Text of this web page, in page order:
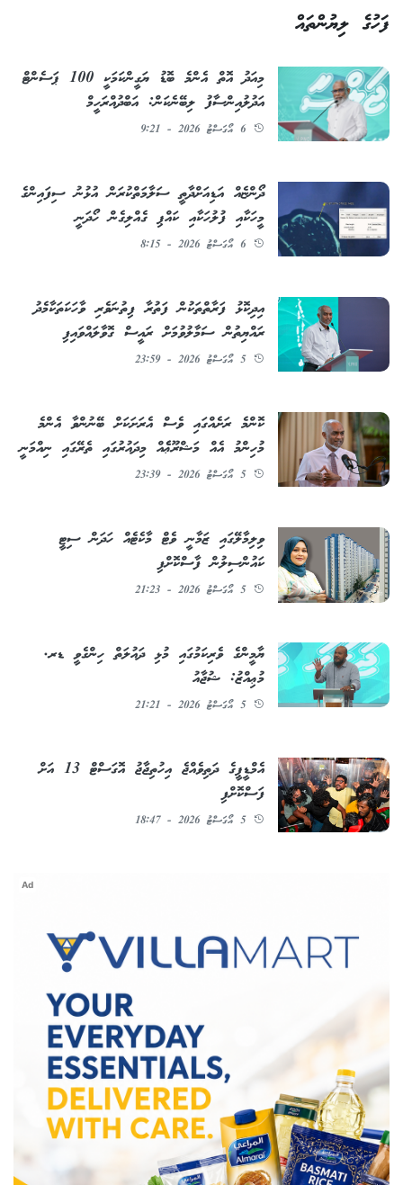
ފަހުގެ ލިޔުންތައް
މިއަދު އޮތް އެންމެ ބޮޑު ޔަގީންކަމަކީ 100 ޕަސެންޓް
އަދުލުއިންސާފު ލިބޭނެކަން: އަބްދުއްރަހީމް
6 އޯގަސްޓު 2026 - 9:21
ދޯންޏެއް އަޑިއަށްދާތީ ސަލާމަތްކުރަން އުޅުނު ސިފައިންގެ
މީހަކާއި ފުލުހަކާއި ކައްޕި ގެއްލިގެން ހޯދަނީ
6 އޯގަސްޓު 2026 - 8:15
އިދިކޮޅު ފަރާތްތަކުން ފަތުރާ ފިތުނަވެރި ވާހަކަތަކާމެދު
ރައްޔިތުން ސަމާލުވުމަށް ރައީސް ގޮވާލައްވައިފި
5 އޯގަސްޓު 2026 - 23:59
ކޮންމެ ރަށެއްގައި ވެސް އެރަށަކަށް ބޭނުންވާ އެންމެ
މުހިންމު އެއް މަޝްރޫޢެެއް މިދައުރުގައި ތެރޭގައި ނިއްމަނީ
5 އޯގަސްޓު 2026 - 23:39
ވިލިމާލޭގައި ޒަމާނީ ވެޓް މާކެޓެއް ހަދަން ސިޓީ
ކައުންސިލުން ފާސްކޮށްފި
5 އޯގަސްޓު 2026 - 21:23
ޔާމީންގެ ވެރިކަމުގައި މުޅި ދައުލަތް ހިންގެވީ ޑރ.
މުޢިއްޒު: ޝުޖާއު
5 އޯގަސްޓު 2026 - 21:21
އެމްޑީޕީގެ ދަތިވެއްޖެ އިހުތިޖާޖު އޮގަސްޓް 13 އަށް
ފަސްކޮށްފި
5 އޯގަސްޓު 2026 - 18:47
Ad